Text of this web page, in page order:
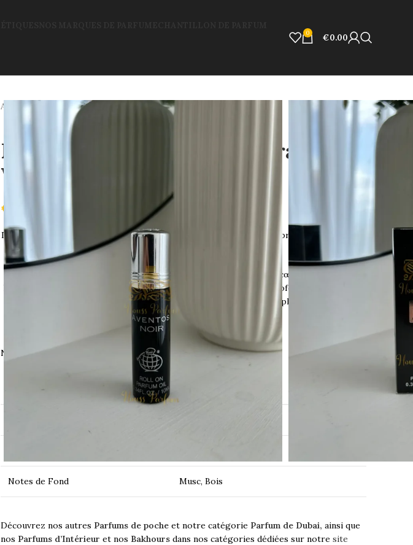
0 €0.00
Accueil Parfum Dubai Roll On Aventos Noir – Fragrance World
Roll On Aventos Noir – Fragrance
World
€
Découvrez le Roll On Aventos NoirdeFragrance World :
une interprétation audacieuse
et élégante du célèbre Aventus de Creed.
Il débute avec des notes fraîches florales et fruitées, suivies d’un cœur riche en bois
luxuriant. Les notes de fond combinent musc et bois, offrant une profondeur captivante.
Idéal pour ceux qui cherchent à marquer les esprits avec sophistication.
Inspiration : Creed Aventus
Notes Olfactives :
POSITION
Notes de Fond Musc, Bois
Découvrez nos autres Parfums de poche et notre catégorie Parfum de Dubai, ainsi que
nos Parfums d’Intérieur et nos Bakhours dans nos catégories dédiées sur notre site